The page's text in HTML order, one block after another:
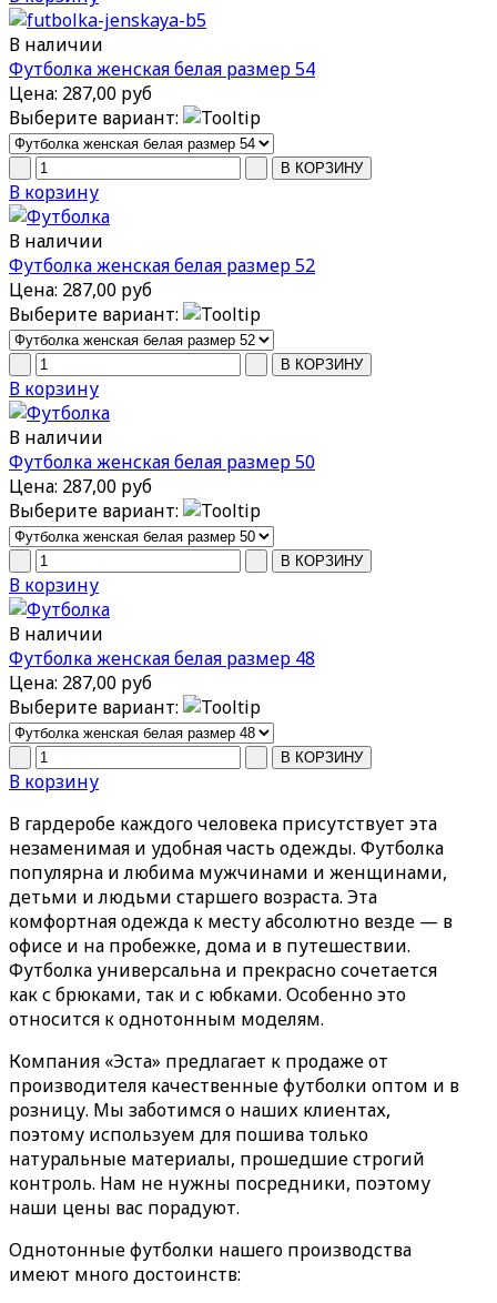
В наличии
Футболка женская белая размер 54
Цена: 287,00 руб
Выберите вариант:
В корзину
В наличии
Футболка женская белая размер 52
Цена: 287,00 руб
Выберите вариант:
В корзину
В наличии
Футболка женская белая размер 50
Цена: 287,00 руб
Выберите вариант:
В корзину
В наличии
Футболка женская белая размер 48
Цена: 287,00 руб
Выберите вариант:
В корзину
В гардеробе каждого человека присутствует эта
незаменимая и удобная часть одежды. Футболка
популярна и любима мужчинами и женщинами,
детьми и людьми старшего возраста. Эта
комфортная одежда к месту абсолютно везде — в
офисе и на пробежке, дома и в путешествии.
Футболка универсальна и прекрасно сочетается
как с брюками, так и с юбками. Особенно это
относится к однотонным моделям.
Компания «Эста» предлагает к продаже от
производителя качественные футболки оптом и в
розницу. Мы заботимся о наших клиентах,
поэтому используем для пошива только
натуральные материалы, прошедшие строгий
контроль. Нам не нужны посредники, поэтому
наши цены вас порадуют.
Однотонные футболки нашего производства
имеют много достоинств: